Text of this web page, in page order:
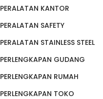
PERALATAN KANTOR
PERALATAN SAFETY
PERALATAN STAINLESS STEEL
PERLENGKAPAN GUDANG
PERLENGKAPAN RUMAH
PERLENGKAPAN TOKO